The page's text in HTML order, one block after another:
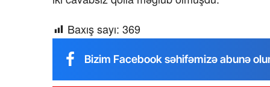
Baxış sayı: 369
Bizim Facebook səhifəmizə abunə